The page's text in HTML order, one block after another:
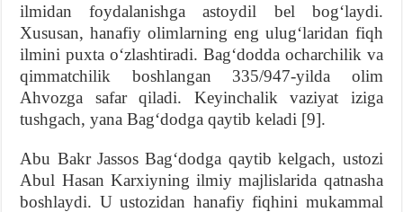
ilmidan foydalanishga astoydil bel bog‘laydi.
Xususan, hanafiy olimlarning eng ulug‘laridan fiqh
ilmini puxta o‘zlashtiradi. Bag‘dodda ocharchilik va
qimmatchilik boshlangan 335/947-yilda olim
Ahvozga safar qiladi. Keyinchalik vaziyat iziga
tushgach, yana Bag‘dodga qaytib keladi [9].
Abu Bakr Jassos Bag‘dodga qaytib kelgach, ustozi
Abul Hasan Karxiyning ilmiy majlislarida qatnasha
boshlaydi. U ustozidan hanafiy fiqhini mukammal